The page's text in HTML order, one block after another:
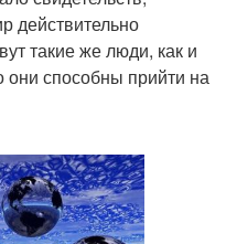
действительно
такие же люди, как и
способны прийти на